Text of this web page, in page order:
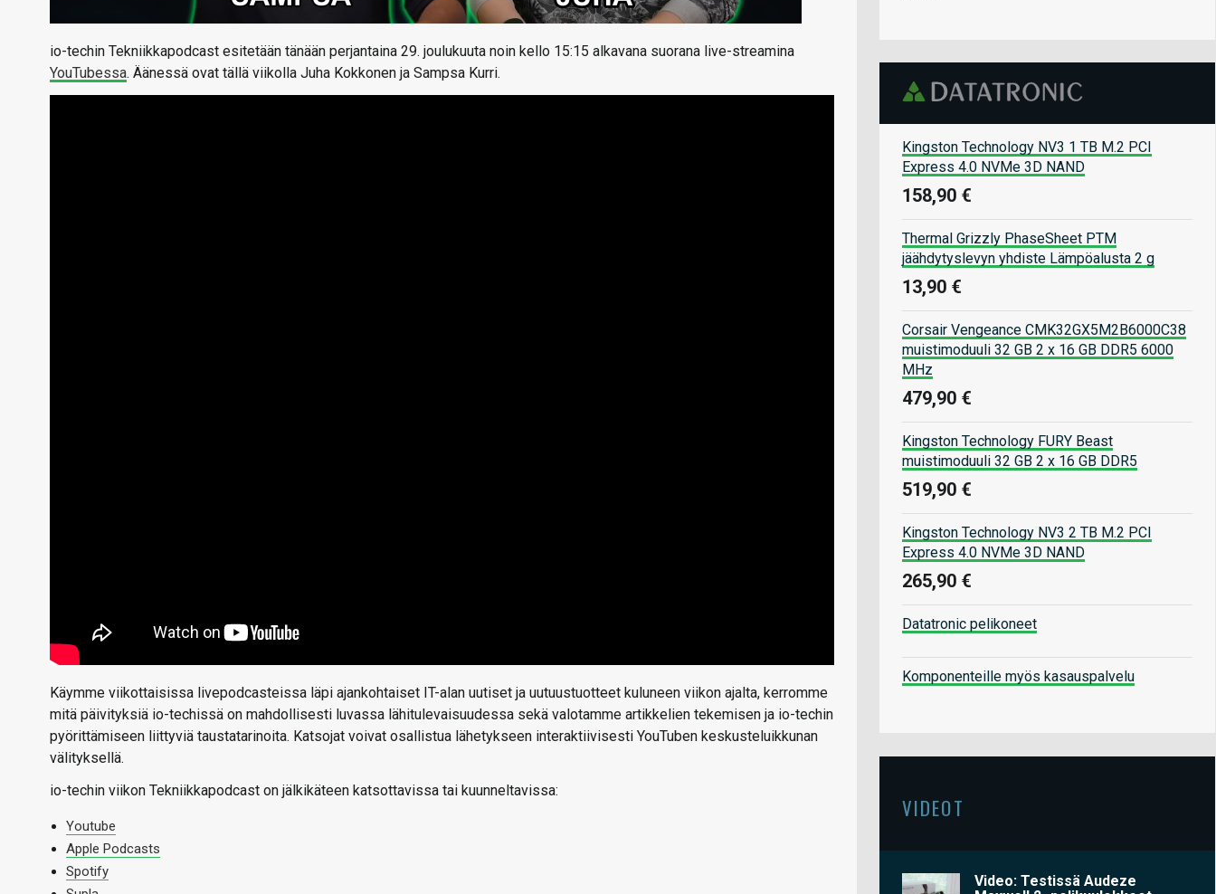
io-techin Tekniikkapodcast esitetään tänään perjantaina 29. joulukuuta noin kello 15:15 alkavana suorana live-streamina
YouTubessa. Äänessä ovat tällä viikolla Juha Kokkonen ja Sampsa Kurri.
Käymme viikottaisissa livepodcasteissa läpi ajankohtaiset IT-alan uutiset ja uutuustuotteet kuluneen viikon ajalta, kerromme
mitä päivityksiä io-techissä on mahdollisesti luvassa lähitulevaisuudessa sekä valotamme artikkelien tekemisen ja io-techin
pyörittämiseen liittyviä taustatarinoita. Katsojat voivat osallistua lähetykseen interaktiivisesti YouTuben keskusteluikkunan
välityksellä.
io-techin viikon Tekniikkapodcast on jälkikäteen katsottavissa tai kuunneltavissa:
Youtube
Apple Podcasts
Spotify
Kingston Technology NV3 1 TB M.2 PCI
Express 4.0 NVMe 3D NAND
158,90 €
Thermal Grizzly PhaseSheet PTM
jäähdytyslevyn yhdiste Lämpöalusta 2 g
13,90 €
Corsair Vengeance CMK32GX5M2B6000C38
muistimoduuli 32 GB 2 x 16 GB DDR5 6000
MHz
479,90 €
Kingston Technology FURY Beast
muistimoduuli 32 GB 2 x 16 GB DDR5
519,90 €
Kingston Technology NV3 2 TB M.2 PCI
Express 4.0 NVMe 3D NAND
265,90 €
Datatronic pelikoneet
Komponenteille myös kasauspalvelu
VIDEOT
Video: Testissä Audeze